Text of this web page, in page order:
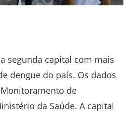
segunda capital com mais
dengue do país. Os dados
de
da Saúde. A capital